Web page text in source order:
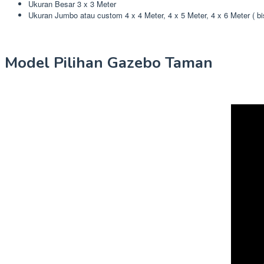
Ukuran Besar 3 x 3 Meter
Ukuran Jumbo atau custom 4 x 4 Meter, 4 x 5 Meter, 4 x 6 Meter (
Model Pilihan Gazebo Taman